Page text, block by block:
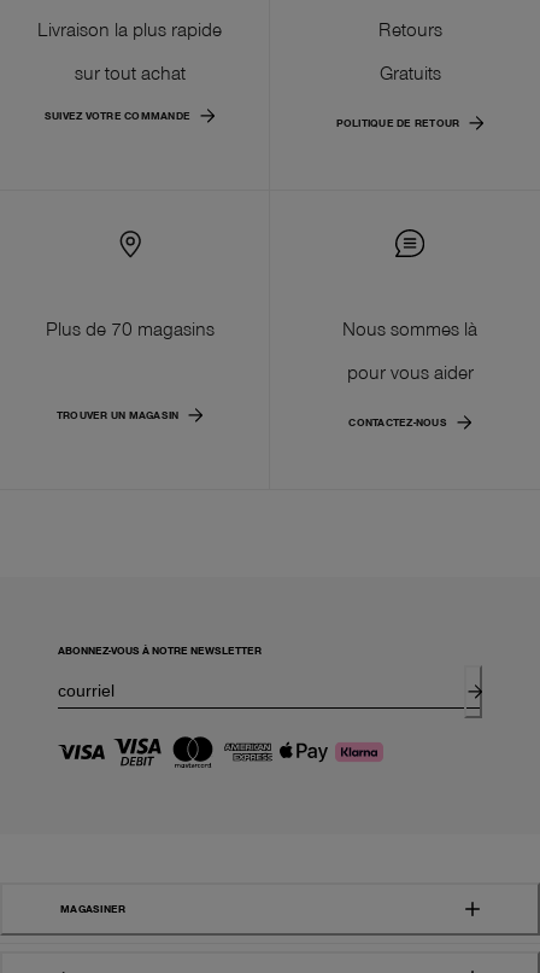
Livraison la plus rapide
sur tout achat
SUIVEZ VOTRE COMMANDE
Retours
Gratuits
POLITIQUE DE RETOUR
Plus de 70 magasins
TROUVER UN MAGASIN
Nous sommes là
pour vous aider
CONTACTEZ-NOUS
ABONNEZ-VOUS À NOTRE NEWSLETTER
MAGASINER